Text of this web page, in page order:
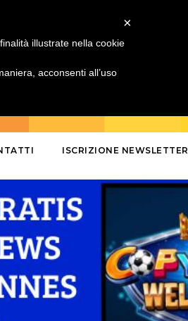
ISCRIZIONE NEWSLETTER
×
illustrate nella cookie
acconsenti all’uso